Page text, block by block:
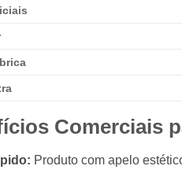
Comerciais
Produto com apelo